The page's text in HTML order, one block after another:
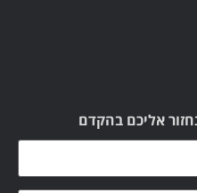
אליכם בהקדם